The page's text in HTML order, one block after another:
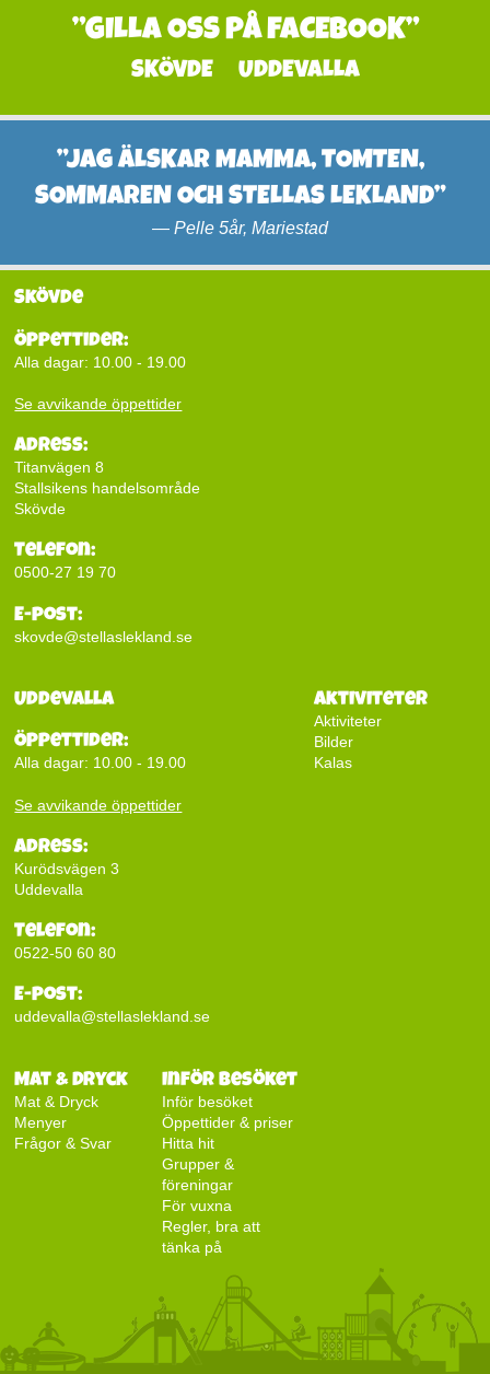
”GILLA OSS PÅ FACEBOOK”
SKÖVDE UDDEVALLA
”JAG ÄLSKAR MAMMA, TOMTEN,
SOMMAREN OCH STELLAS LEKLAND”
— Pelle 5år, Mariestad
Skövde
Öppettider:
Alla dagar: 10.00 - 19.00
Se avvikande öppettider
Adress:
Titanvägen 8
Stallsikens handelsområde
Skövde
Telefon:
0500-27 19 70
E-post:
skovde@stellaslekland.se
Uddevalla
Öppettider:
Alla dagar: 10.00 - 19.00
Se avvikande öppettider
Adress:
Kurödsvägen 3
Uddevalla
Telefon:
0522-50 60 80
E-post:
uddevalla@stellaslekland.se
Aktiviteter
Aktiviteter
Bilder
Kalas
Mat & Dryck
Mat & Dryck
Menyer
Frågor & Svar
Inför besöket
Inför besöket
Öppettider & priser
Hitta hit
Grupper &
föreningar
För vuxna
Regler, bra att
tänka på